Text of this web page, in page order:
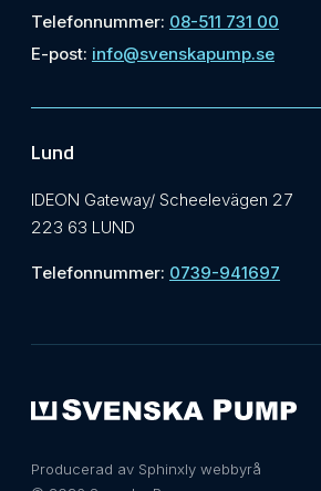
Telefonnummer: 08-511 731 00
E-post: info@svenskapump.se
Lund
IDEON Gateway/ Scheelevägen 27
223 63 LUND
Telefonnummer: 0739-941697
Producerad av Sphinxly webbyrå